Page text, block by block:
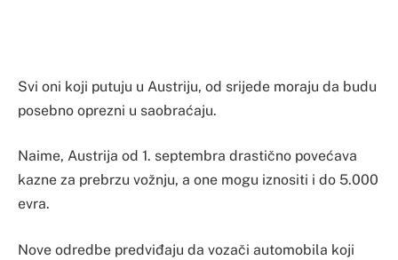
Svi oni koji putuju u Austriju, od srijede moraju da budu
posebno oprezni u saobraćaju.
Naime, Austrija od 1. septembra drastično povećava
kazne za prebrzu vožnju, a one mogu iznositi i do 5.000
evra.
Nove odredbe predviđaju da vozači automobila koji